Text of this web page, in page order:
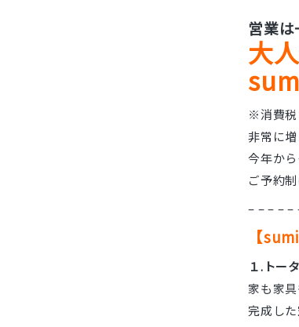
営業は
大
※消費税
非常に
今年か
ご予約
– – – – –
【
１.トー
家も家
完成し